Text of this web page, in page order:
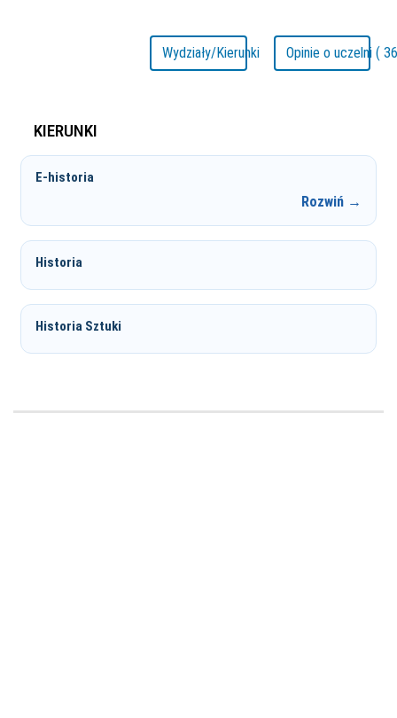
Wydziały/Kierunki Opinie o uczelni (
KIERUNKI
E-historia
Rozwiń →
Historia
Historia Sztuki